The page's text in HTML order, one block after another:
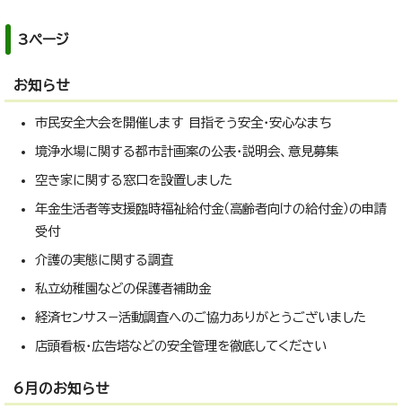
3ページ
お知らせ
市民安全大会を開催します 目指そう安全・安心なまち
境浄水場に関する都市計画案の公表・説明会、意見募集
空き家に関する窓口を設置しました
年金生活者等支援臨時福祉給付金（高齢者向けの給付金）の申請
受付
介護の実態に関する調査
私立幼稚園などの保護者補助金
経済センサス−活動調査へのご協力ありがとうございました
店頭看板・広告塔などの安全管理を徹底してください
6月のお知らせ